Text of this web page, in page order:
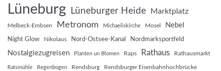
Lüneburg Lüneburger Heide Marktplatz
Melbeck-Embsen Metronom Michaeliskirche Mosel Nebel
Night Glow Nikolaus Nord-Ostsee-Kanal Nordmarksportfeld
Nostalgiezugreisen Planten un Blomen Raps Rathaus Rathausmarkt
Ratsmühle Regenbogen Rendsburg Rendsburger Eisenbahnhochbrücke